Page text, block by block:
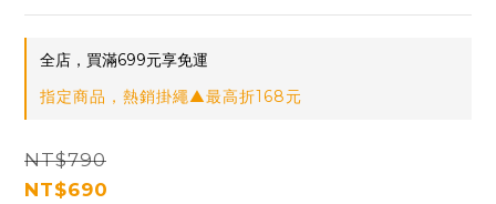
全店，買滿699元享免運
指定商品，熱銷掛繩▲最高折168元
NT$790
NT$690